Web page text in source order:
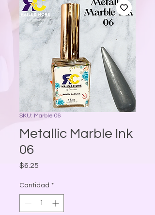
SKU: Marble 06
Metallic Marble Ink
06
$6.25
Cantidad *